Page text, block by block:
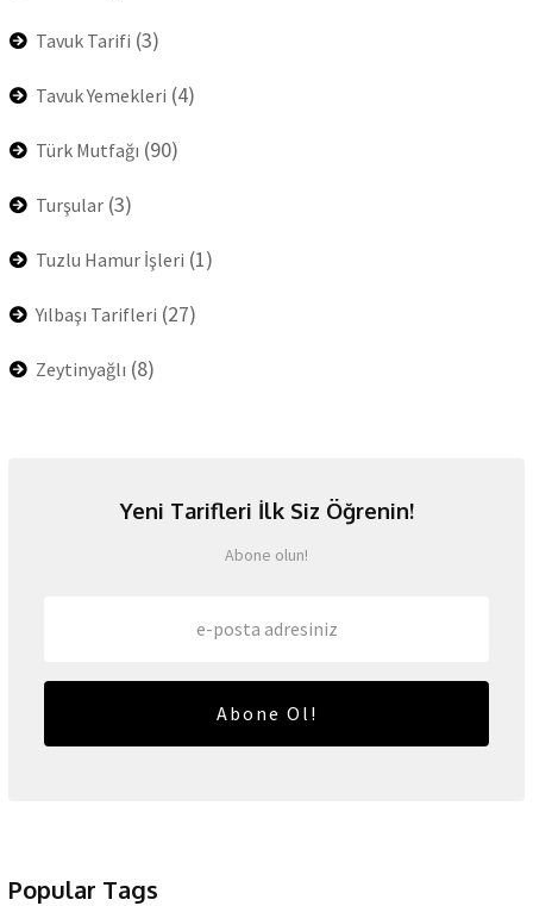
Tavuk Tarifi (3)
Tavuk Yemekleri (4)
Türk Mutfağı (90)
Turşular (3)
Tuzlu Hamur İşleri (1)
Yılbaşı Tarifleri (27)
Zeytinyağlı (8)
Yeni Tarifleri İlk Siz Öğrenin!
Abone olun!
Abone Ol!
Popular Tags